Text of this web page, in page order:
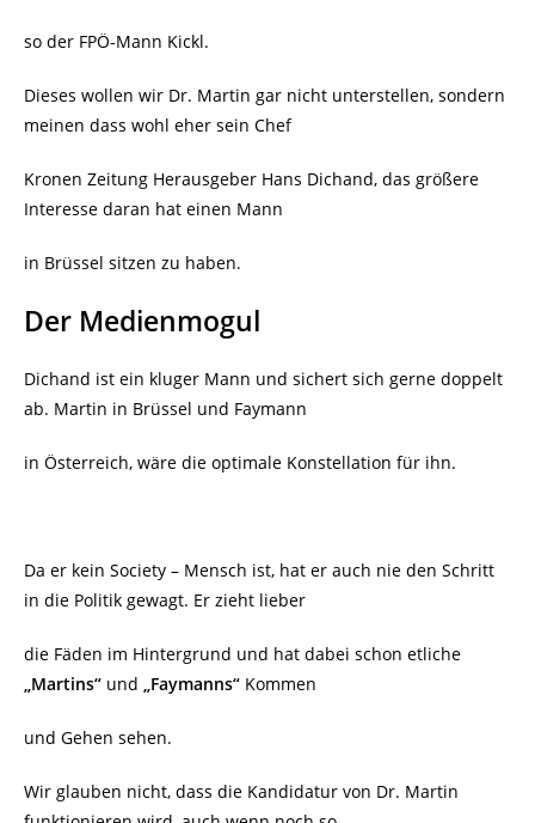
so der FPÖ-Mann Kickl.
Dieses wollen wir Dr. Martin gar nicht unterstellen, sondern
meinen dass wohl eher sein Chef
Kronen Zeitung Herausgeber Hans Dichand, das größere
Interesse daran hat einen Mann
in Brüssel sitzen zu haben.
Der Medienmogul
Dichand ist ein kluger Mann und sichert sich gerne doppelt
ab. Martin in Brüssel und Faymann
in Österreich, wäre die optimale Konstellation für ihn.
Da er kein Society – Mensch ist, hat er auch nie den Schritt
in die Politik gewagt. Er zieht lieber
die Fäden im Hintergrund und hat dabei schon etliche
„Martins“ und „Faymanns“ Kommen
und Gehen sehen.
Wir glauben nicht, dass die Kandidatur von Dr. Martin